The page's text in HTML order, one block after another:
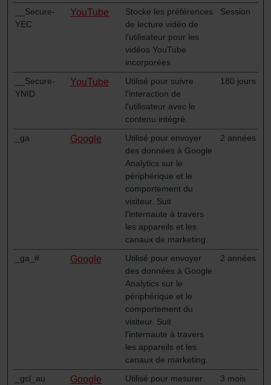
être réalisée à partir de n’importe quel navigateur Web
usuel. Si l’utilisateur concerné désactive l’enregistrement
des cookies au sein du navigateur Web utilisé, il se peut
que les fonctionnalités de notre site Web ne soient plus
disponibles dans leur intégralité.
Pour plus de détails, nous vous invitons à prendre
connaissance de notre politique relative aux cookies.
Datenschutzerklärung der Zehnder Group
Zehnder Group AG: Data Privacy
Zehnder Group België nv/sa: Déclarations de confidentialité
Zehnder Group Czech Republic s.r.o.: Zásady ochrany
Zehnder Group France: Protection des données
Zehnder Group Ibérica SAU: Política de privacidad
Zehnder Group Italia S.r.l.: Privacy
Zehnder Group İç Mekan İklimlendirme Sanayi ve Ticaret
Limitet Şirketi: Web Sitesi Çerezleri
Zehnder Group Nederland bv: Privacyverklaringen
Zehnder Group Sales International: Privacy Policy
Zehnder Group Schweiz AG: Datenschutz
Zehnder Polska Sp. z o.o.: Oświadczenie o ochronie
Zehnder Group UK Limited: Privacy Policy
__Secure-
YEC
YouTube
Stocke les préférences
de lecture vidéo de
l'utilisateur pour les
vidéos YouTube
incorporées
Session
__Secure-
YNID
YouTube
Utilisé pour suivre
l'interaction de
l'utilisateur avec le
contenu intégré.
180 jours
_ga Google
Utilisé pour envoyer
des données à Google
Analytics sur le
périphérique et le
comportement du
visiteur. Suit
l'internaute à travers
les appareils et les
canaux de marketing.
2 années
_ga_# Google
Utilisé pour envoyer
des données à Google
Analytics sur le
périphérique et le
comportement du
visiteur. Suit
l'internaute à travers
les appareils et les
canaux de marketing.
2 années
_gcl_au Google
Utilisé pour mesurer
3 mois